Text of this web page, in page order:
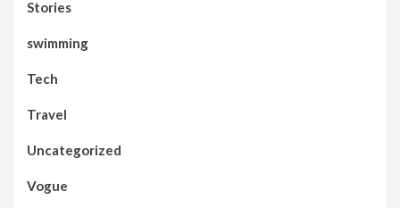
Stories
swimming
Tech
Travel
Uncategorized
Vogue